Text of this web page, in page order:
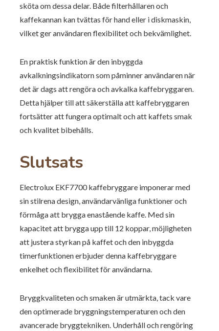
sköta om dessa delar. Både filterhållaren och
kaffekannan kan tvättas för hand eller i diskmaskin,
vilket ger användaren flexibilitet och bekvämlighet.
En praktisk funktion är den inbyggda
avkalkningsindikatorn som påminner användaren när
det är dags att rengöra och avkalka kaffebryggaren.
Detta hjälper till att säkerställa att kaffebryggaren
fortsätter att fungera optimalt och att kaffets smak
och kvalitet bibehålls.
Slutsats
Electrolux EKF7700 kaffebryggare imponerar med
sin stilrena design, användarvänliga funktioner och
förmåga att brygga enastående kaffe. Med sin
kapacitet att brygga upp till 12 koppar, möjligheten
att justera styrkan på kaffet och den inbyggda
timerfunktionen erbjuder denna kaffebryggare
enkelhet och flexibilitet för användarna.
Bryggkvaliteten och smaken är utmärkta, tack vare
den optimerade bryggningstemperaturen och den
avancerade bryggtekniken. Underhåll och rengöring